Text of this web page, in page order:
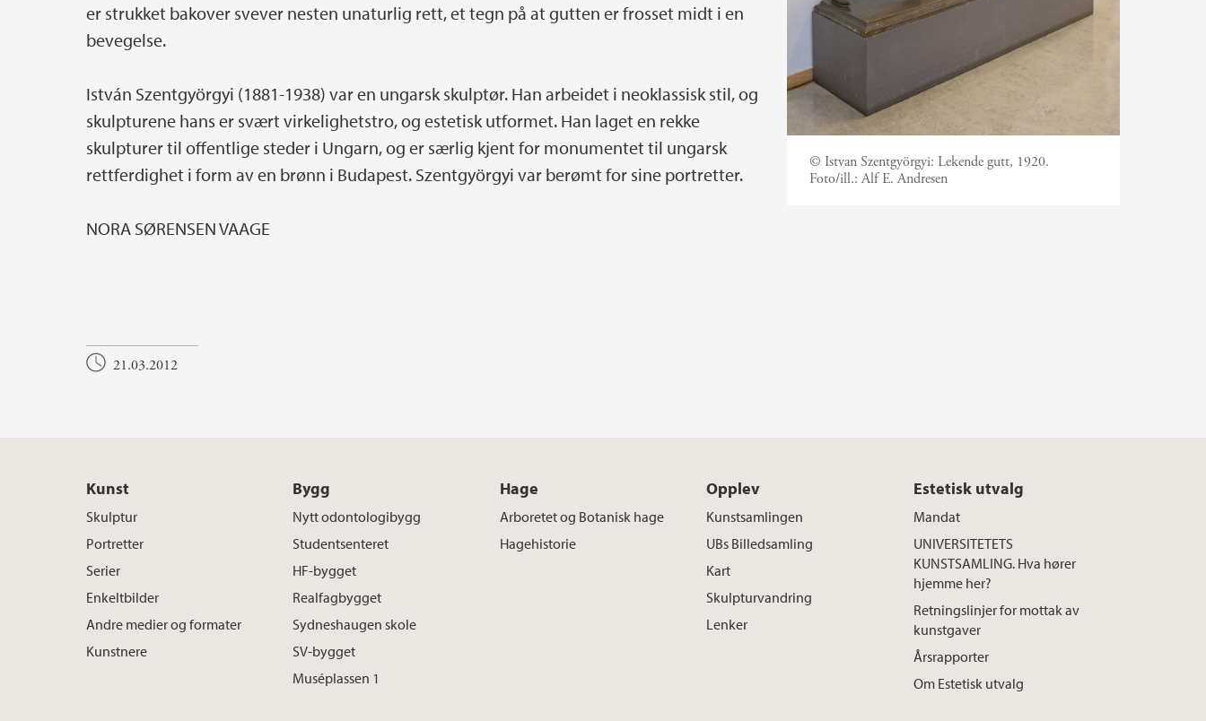
er strukket bakover svever nesten unaturlig rett, et tegn på at gutten er frosset midt i en
bevegelse.
István Szentgyörgyi (1881-1938) var en ungarsk skulptør. Han arbeidet i neoklassisk stil, og
skulpturene hans er svært virkelighetstro, og estetisk utformet. Han laget en rekke
skulpturer til offentlige steder i Ungarn, og er særlig kjent for monumentet til ungarsk
rettferdighet i form av en brønn i Budapest. Szentgyörgyi var berømt for sine portretter.
NORA SØRENSEN VAAGE
© Istvan Szentgyörgyi: Lekende gutt, 1920.
Foto/ill.:Alf E. Andresen
21.03.2012
Kunst
Skulptur
Portretter
Serier
Enkeltbilder
Andre medier og formater
Kunstnere
Bygg
Nytt odontologibygg
Studentsenteret
HF-bygget
Realfagbygget
Sydneshaugen skole
SV-bygget
Muséplassen 1
Hage
Arboretet og Botanisk hage
Hagehistorie
Opplev
Kunstsamlingen
UBs Billedsamling
Kart
Skulpturvandring
Lenker
Estetisk utvalg
Mandat
UNIVERSITETETS
KUNSTSAMLING. Hva hører
hjemme her?
Retningslinjer for mottak av
kunstgaver
Årsrapporter
Om Estetisk utvalg